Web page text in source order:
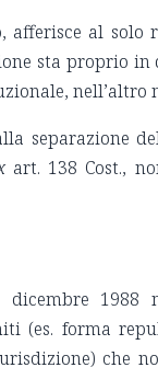
afferisce al solo
sta proprio
nell’altro
separazione
art. 138 Cost.,
1988
(es. forma
che